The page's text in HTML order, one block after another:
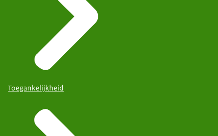
Toegankelijkheid